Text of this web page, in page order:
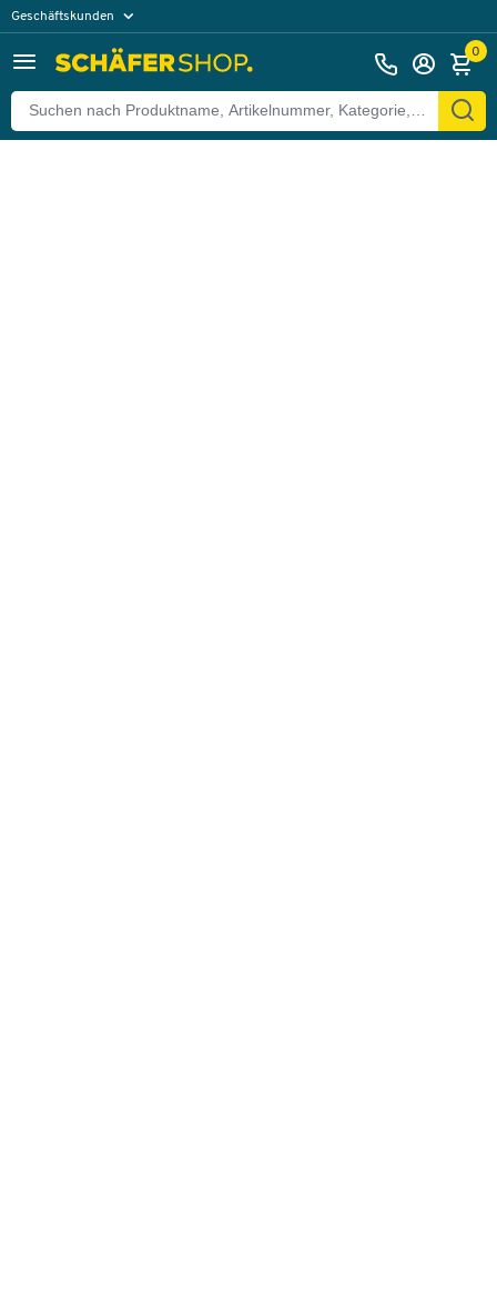
Geschäftskunden
0
Zurück